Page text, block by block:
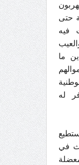
حتى
فيه
ما
له
في